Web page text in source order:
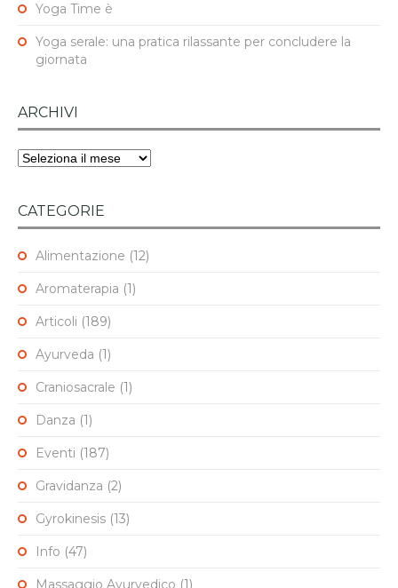
Yoga Time è
Yoga serale: una pratica rilassante per concludere la
giornata
ARCHIVI
Archivi
CATEGORIE
Alimentazione (12)
Aromaterapia (1)
Articoli (189)
Ayurveda (1)
Craniosacrale (1)
Danza (1)
Eventi (187)
Gravidanza (2)
Gyrokinesis (13)
Info (47)
Massaggio Ayurvedico (1)